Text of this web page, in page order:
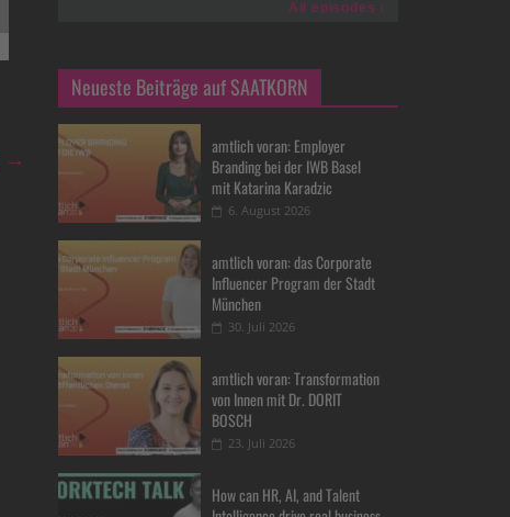
→
Neueste Beiträge auf SAATKORN
amtlich voran: Employer
Branding bei der IWB Basel
mit Katarina Karadzic
6. August 2026
amtlich voran: das Corporate
Influencer Program der Stadt
München
30. Juli 2026
amtlich voran: Transformation
von Innen mit Dr. DORIT
BOSCH
23. Juli 2026
How can HR, AI, and Talent